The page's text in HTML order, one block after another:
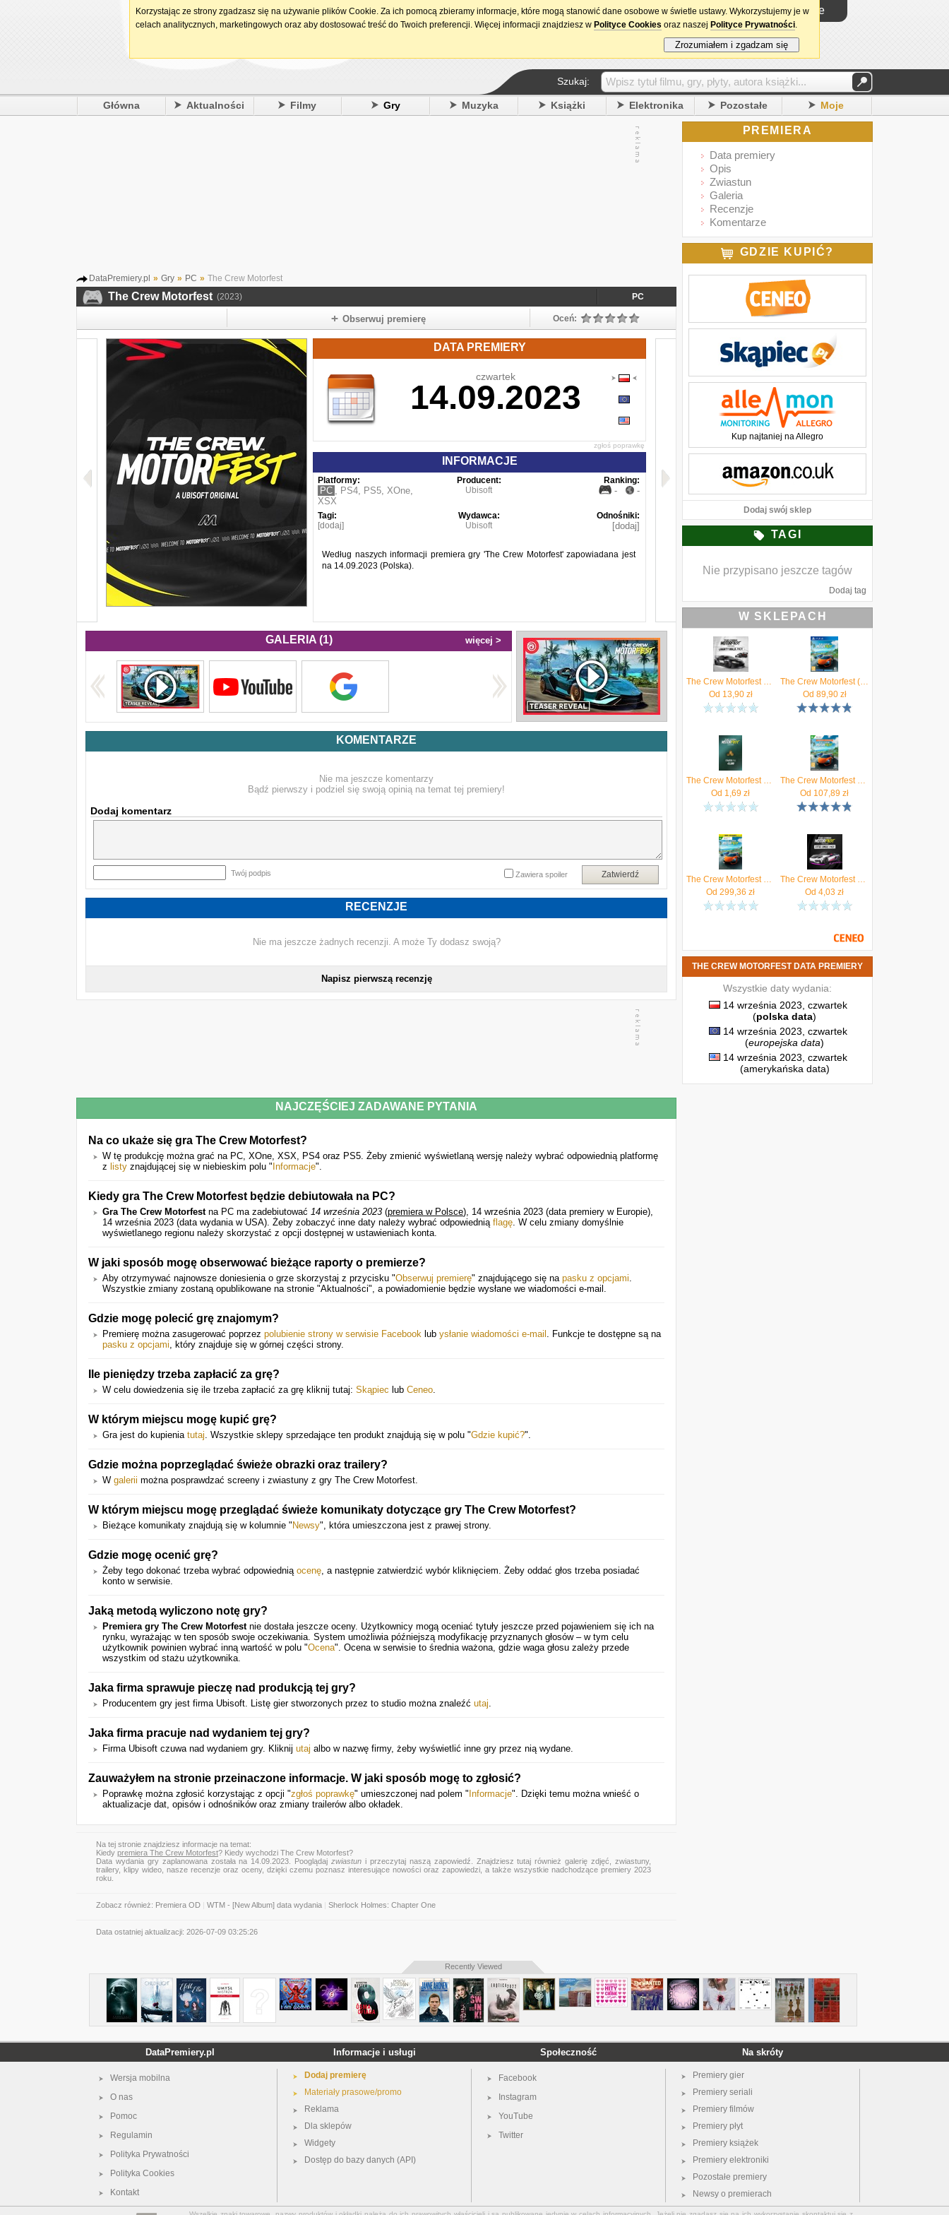
15. urodziny DataPremiery.pl Logowanie
Szukaj:
Główna Aktualności Filmy Gry Muzyka Książki Elektronika Pozostałe Moje
DataPremiery.pl » Gry » PC » The Crew Motorfest
The Crew Motorfest (2023) PC
Obserwuj premierę Oceń:
DATA PREMIERY
czwartek
14.09.2023
zgłoś poprawkę
INFORMACJE
Platformy:
PC , PS4, PS5, XOne,
XSX
Producent:
Ubisoft
Ranking:
- -
Tagi:
[dodaj]
Wydawca:
Ubisoft
Odnośniki:
[dodaj]
Według naszych informacji premiera gry 'The Crew Motorfest' zapowiadana jest
na 14.09.2023 (Polska).
GALERIA (1) więcej >
KOMENTARZE
Nie ma jeszcze komentarzy
Bądź pierwszy i podziel się swoją opinią na temat tej premiery!
Dodaj komentarz
Twój podpis Zatwierdź
Zawiera spoiler
RECENZJE
Nie ma jeszcze żadnych recenzji. A może Ty dodasz swoją?
Napisz pierwszą recenzję
NAJCZĘŚCIEJ ZADAWANE PYTANIA
Na co ukaże się gra The Crew Motorfest?
W tę produkcję można grać na PC, XOne, XSX, PS4 oraz PS5. Żeby zmienić wyświetlaną wersję należy wybrać odpowiednią platformę
z listy znajdującej się w niebieskim polu " Informacje".
Kiedy gra The Crew Motorfest będzie debiutowała na PC?
Gra The Crew Motorfestna PC ma zadebiutować 14 września 2023 (premiera w Polsce), 14 września 2023 (data premiery w Europie),
14 września 2023 (data wydania w USA). Żeby zobaczyć inne daty należy wybrać odpowiednią flagę. W celu zmiany domyślnie
wyświetlanego regionu należy skorzystać z opcji dostępnej w ustawieniach konta.
W jaki sposób mogę obserwować bieżące raporty o premierze?
Aby otrzymywać najnowsze doniesienia o grze skorzystaj z przycisku "Obserwuj premierę" znajdującego się na pasku z opcjami.
Wszystkie zmiany zostaną opublikowane na stronie "Aktualności", a powiadomienie będzie wysłane we wiadomości e-mail.
Gdzie mogę polecić grę znajomym?
Premierę można zasugerować poprzez polubienie strony w serwisie Facebook lub ysłanie wiadomości e-mail . Funkcje te dostępne są na
pasku z opcjami, który znajduje się w górnej części strony.
Ile pieniędzy trzeba zapłacić za grę?
W celu dowiedzenia się ile trzeba zapłacić za grę kliknij tutaj: Skąpiec lub Ceneo.
W którym miejscu mogę kupić grę?
Gra jest do kupienia tutaj. Wszystkie sklepy sprzedające ten produkt znajdują się w polu "Gdzie kupić?".
Gdzie można poprzeglądać świeże obrazki oraz trailery?
W galerii można posprawdzać screeny i zwiastuny z gry The Crew Motorfest.
W którym miejscu mogę przeglądać świeże komunikaty dotyczące gry The Crew Motorfest?
Bieżące komunikaty znajdują się w kolumnie " Newsy", która umieszczona jest z prawej strony.
Gdzie mogę ocenić grę?
Żeby tego dokonać trzeba wybrać odpowiednią ocenę, a następnie zatwierdzić wybór kliknięciem. Żeby oddać głos trzeba posiadać
konto w serwisie.
Jaką metodą wyliczono notę gry?
Premiera gry The Crew Motorfestnie dostała jeszcze oceny. Użytkownicy mogą oceniać tytuły jeszcze przed pojawieniem się ich na
rynku, wyrażając w ten sposób swoje oczekiwania. System umożliwia późniejszą modyfikację przyznanych głosów – w tym celu
użytkownik powinien wybrać inną wartość w polu "Ocena". Ocena w serwisie to średnia ważona, gdzie waga głosu zależy przede
wszystkim od stażu użytkownika.
Jaka firma sprawuje pieczę nad produkcją tej gry?
Producentem gry jest firma Ubisoft. Listę gier stworzonych przez to studio można znaleźć utaj.
Jaka firma pracuje nad wydaniem tej gry?
Firma Ubisoft czuwa nad wydaniem gry. Kliknij utaj albo w nazwę firmy, żeby wyświetlić inne gry przez nią wydane.
Zauważyłem na stronie przeinaczone informacje. W jaki sposób mogę to zgłosić?
Poprawkę można zgłosić korzystając z opcji "zgłoś poprawkę" umieszczonej nad polem " Informacje". Dzięki temu można wnieść o
aktualizacje dat, opisów i odnośników oraz zmiany trailerów albo okładek.
Na tej stronie znajdziesz informacje na temat:
Kiedy premiera The Crew Motorfest? Kiedy wychodzi The Crew Motorfest?
Data wydania gry zaplanowana została na 14.09.2023. Pooglądajzwiastun i przeczytaj naszą zapowiedź. Znajdziesz tutaj również galerię zdjęć, zwiastuny,
trailery, klipy wideo, nasze recenzje oraz oceny, dzięki czemu poznasz interesujące nowości oraz zapowiedzi, a także wszystkie nadchodzące premiery 2023
roku.
Zobacz również: Premiera OD WTM - [New Album] data wydania Sherlock Holmes: Chapter One
Data ostatniej aktualizacji: 2026-07-09 03:25:26
PREMIERA
Data premiery
Opis
Zwiastun
Galeria
Recenzje
Komentarze
GDZIE KUPIĆ?
Kup najtaniej na Allegro
Dodaj swój sklep
TAGI
Nie przypisano jeszcze tagów
Dodaj tag
W SKLEPACH
The Crew Motorfest Liberty Walk Pack (PS5 Key)
Od 13,90zł
The Crew Motorfest (Gra PS4)
Od 89,90zł
The Crew Motorfest Starter Pack 45000 Crew Credits (Xbox)
Od 1,69 zł
The Crew Motorfest Edycja Specjalna (Gra Xbox One)
Od 107,89 zł
The Crew Motorfest Cross-Gen Bundle (Xbox Series Key)
Od 299,36 zł
The Crew Motorfest Fitted Jungle Pack (PS5 Key)
Od 4,03 zł
THE CREW MOTORFEST DATA PREMIERY
Wszystkie daty wydania:
14 września 2023, czwartek
(polska data)
14 września 2023, czwartek
(europejska data)
14 września 2023, czwartek
(amerykańska data)
Recently Viewed
DataPremiery.pl
Wersja mobilna
O nas
Pomoc
Regulamin
Polityka Prywatności
Polityka Cookies
Kontakt
Informacje i usługi
Dodaj premierę
Materiały prasowe/promo
Reklama
Dla sklepów
Widgety
Dostęp do bazy danych (API)
Społeczność
Facebook
Instagram
YouTube
Twitter
Na skróty
Premiery gier
Premiery seriali
Premiery filmów
Premiery płyt
Premiery książek
Premiery elektroniki
Pozostałe premiery
Newsy o premierach
Korzystając ze strony zgadzasz się na używanie plików Cookie. Za ich pomocą zbieramy informacje, które mogą stanowić dane osobowe w świetle ustawy. Wykorzystujemy je w
celach analitycznych, marketingowych oraz aby dostosować treść do Twoich preferencji. Więcej informacji znajdziesz w Polityce Cookies oraz naszej Polityce Prywatności.
Zrozumiałem i zgadzam się